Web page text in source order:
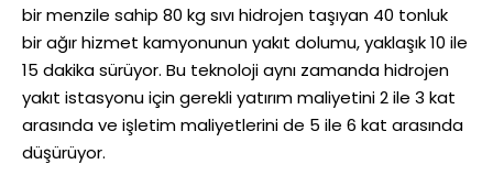
bir menzile sahip 80 kg sıvı hidrojen taşıyan 40 tonluk
bir ağır hizmet kamyonunun yakıt dolumu, yaklaşık 10 ile
15 dakika sürüyor. Bu teknoloji aynı zamanda hidrojen
yakıt istasyonu için gerekli yatırım maliyetini 2 ile 3 kat
arasında ve işletim maliyetlerini de 5 ile 6 kat arasında
düşürüyor.